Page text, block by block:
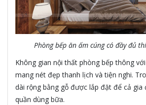
Phòng bếp ăn ấm cúng có đầy đủ
Không gian nội thất phòng bếp thông
mang nét đẹp thanh lịch và tiện nghi.
dài rộng bằng gỗ được lắp đặt để cả gia
quần dùng bữa.